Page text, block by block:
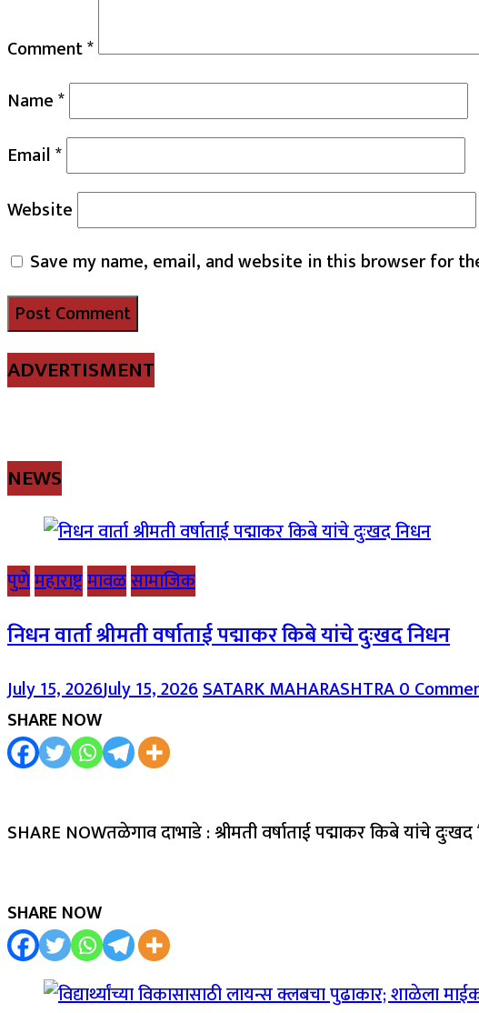
Comment*
Name*
Email*
Website
Save my name, email, and website in this browser for
ADVERTISMENT
NEWS
पुणेमहाराष्ट्रमावळसामाजिक
निधन वार्ता श्रीमती वर्षाताई पद्माकर किबे यांचे दुःखद निधन
July 15, 2026July 15, 2026SATARK MAHARASHTRA0
SHARE NOW
SHARE NOWतळेगाव दाभाडे : श्रीमती वर्षाताई पद्माकर किबे यांचे
SHARE NOW